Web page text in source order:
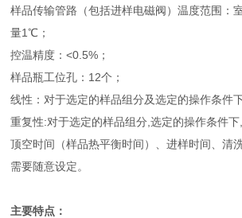
样品传输管路（包括进样电磁阀）温度范围：
量1℃；
控温精度：<0.5%；
样品瓶工位孔：12个；
线性：对于选定的样品组分及选定的操作条件
重复性:对于选定的样品组分,选定的操作条件
顶空时间（样品热平衡时间）、进样时间、清
需要随意设定。
主要特点：